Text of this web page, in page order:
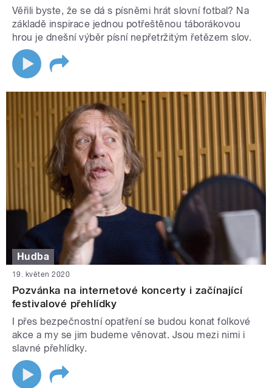
Věřili byste, že se dá s písněmi hrát slovní fotbal? Na
základě inspirace jednou potřeštěnou táborákovou
hrou je dnešní výběr písní nepřetržitým řetězem slov.
Hudba
19. květen 2020
Pozvánka na internetové koncerty i začínající
festivalové přehlídky
I přes bezpečnostní opatření se budou konat folkové
akce a my se jim budeme věnovat. Jsou mezi nimi i
slavné přehlídky.